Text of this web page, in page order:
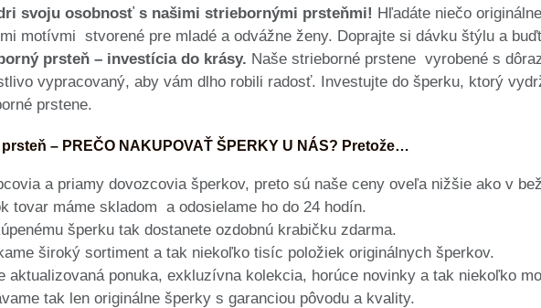
svoju osobnosť s našimi striebornými prsteňmi! Hľadáte niečo
motívmi stvorené pre mladé a odvážne ženy. Doprajte si dávku štýlu a
prsteň – investícia do krásy. Naše strieborné prstene vyrobené s
vypracovaný, aby vám dlho robili radosť. Investujte do šperku, ktorý
prstene.
– PREČO NAKUPOVAŤ ŠPERKY U NÁS? Pretože…
a priamy dovozcovia šperkov, preto sú naše ceny oveľa nižšie ako v
tovar máme skladom a odosielame ho do 24 hodín.
šperku tak dostanete ozdobnú krabičku zdarma.
široký sortiment a tak niekoľko tisíc položiek originálnych šperkov.
aktualizovaná ponuka, exkluzívna kolekcia, horúce novinky a tak niekoľko
tak len originálne šperky s garanciou pôvodu a kvality.